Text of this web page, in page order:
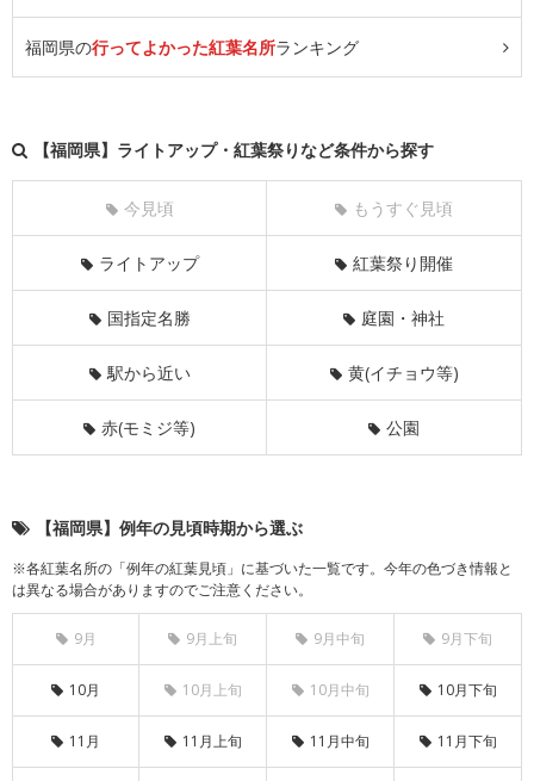
福岡県の行ってよかった紅葉名所ランキング
【福岡県】ライトアップ・紅葉祭りなど条件から探す
今見頃 もうすぐ見頃
ライトアップ 紅葉祭り開催
国指定名勝 庭園・神社
駅から近い 黄(イチョウ等)
赤(モミジ等) 公園
【福岡県】例年の見頃時期から選ぶ
※各紅葉名所の「例年の紅葉見頃」に基づいた一覧です。今年の色づき情報と
は異なる場合がありますのでご注意ください。
9月 9月上旬 9月中旬 9月下旬
10月 10月上旬 10月中旬 10月下旬
11月 11月上旬 11月中旬 11月下旬